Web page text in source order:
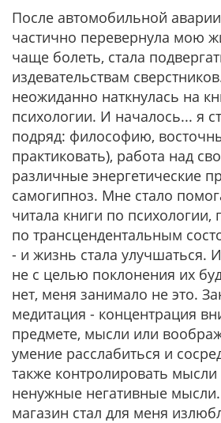
После автомобильной
частично перевернула мою
чаще болеть, стала
издевательствам
неожиданно наткнулась на
психологии. И началось... я
подряд: философию,
практиковать), работа над
различные энергетические
самогипноз. Мне стало
читала книги по психологии,
по трансцендентальным
- и жизнь стала улучшаться.
не с целью поклонения их
нет, меня занимало не это.
медитация - концентрация
предмете, мысли или
умение расслабиться и
также контролировать мысли
ненужные негативные
магазин стал для меня